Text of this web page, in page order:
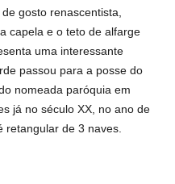
gosto renascentista,
capela e o teto de alfarge
uma interessante
passou para a posse do
nomeada paróquia em
já no século XX, no ano de
retangular de 3 naves.